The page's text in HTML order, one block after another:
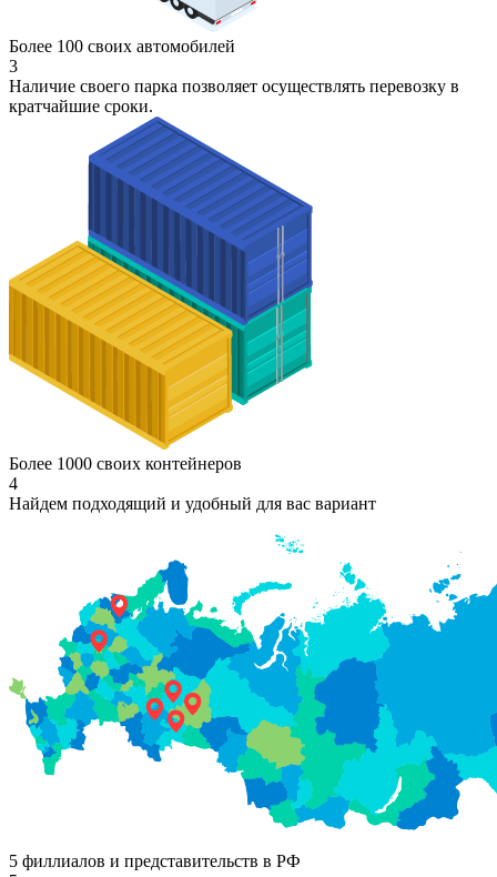
Более 100 своих автомобилей
3
Наличие своего парка позволяет осуществлять перевозку в
кратчайшие сроки.
Более 1000 своих контейнеров
4
Найдем подходящий и удобный для вас вариант
5 филлиалов и представительств в РФ